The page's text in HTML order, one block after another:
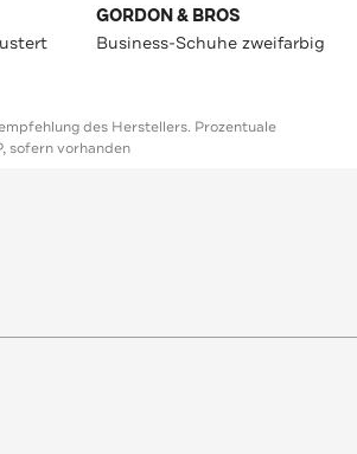
GORDON & BROS
Business-Schuhe zweifarbig
des Herstellers. Prozentuale
sofern vorhanden